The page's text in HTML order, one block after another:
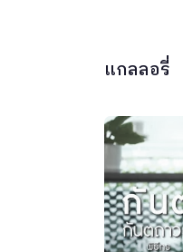
แกลลอรี่